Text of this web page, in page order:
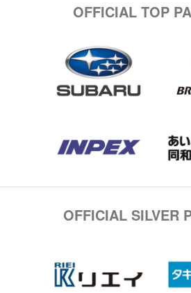
OFFICIAL TOP
OFFICIAL SILVER